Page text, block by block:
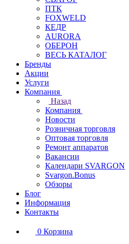
ПТК
FOXWELD
КЕДР
AURORA
ОБЕРОН
ВЕСЬ КАТАЛОГ
Бренды
Акции
Услуги
Компания
Назад
Компания
Новости
Розничная торговля
Оптовая торговля
Ремонт аппаратов
Вакансии
Календари SVARGON
Svargon.Bonus
Обзоры
Блог
Информация
Контакты
0 Корзина